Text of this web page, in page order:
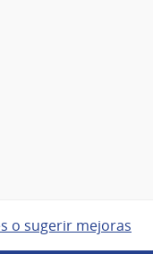
o sugerir mejoras